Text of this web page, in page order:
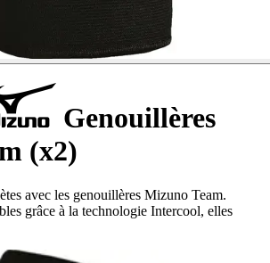
Genouillères
(x2)
avec les genouillères Mizuno Team.
grâce à la technologie Intercool, elles